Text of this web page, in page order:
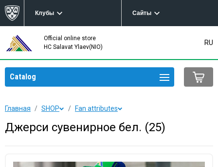
Клубы Сайты
Official online store
HC Salavat Ylaev(NIO)
RU
Catalog
Главная SHOP Fan attributes
Джерси сувенирное бел. (25)